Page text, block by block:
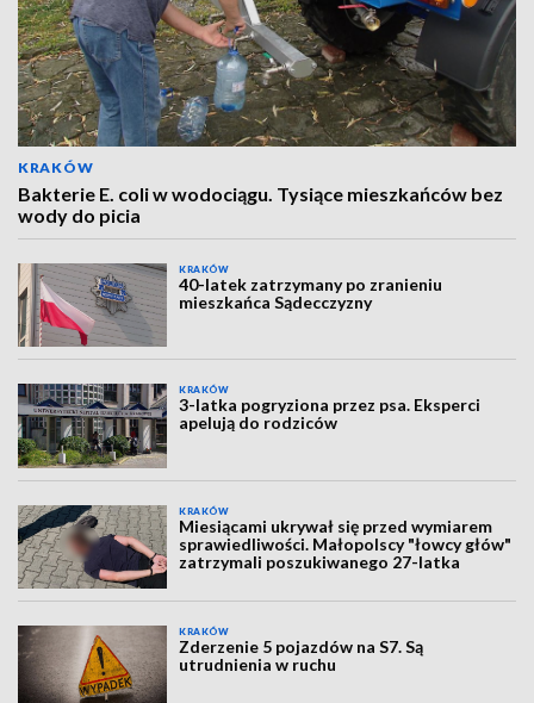
KRAKÓW
Bakterie E. coli w wodociągu. Tysiące mieszkańców bez
wody do picia
KRAKÓW
40-latek zatrzymany po zranieniu
mieszkańca Sądecczyzny
KRAKÓW
3-latka pogryziona przez psa. Eksperci
apelują do rodziców
KRAKÓW
Miesiącami ukrywał się przed wymiarem
sprawiedliwości. Małopolscy "łowcy głów"
zatrzymali poszukiwanego 27-latka
KRAKÓW
Zderzenie 5 pojazdów na S7. Są
utrudnienia w ruchu